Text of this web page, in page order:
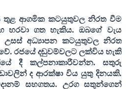
තුළ ආගමික කටයුතුවල නිරත වීම
හරවා ගත හැකිය. ඔබගේ වැය
අධ්‍යාපන කටයුතුවල නිරත
රජයේ දඬුවම්වලට ලක්විය හැකි
දී කල්පනාකාරීවන්න. සතුරු
ද ආරක්ෂා විය යුතු දිනයකි.
සහගතය. උරග සතුන්ගෙන්